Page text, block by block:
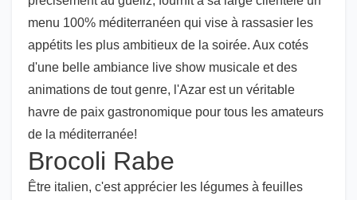
menu 100% méditerranéen qui vise à rassasier les
appétits les plus ambitieux de la soirée. Aux cotés
d'une belle ambiance live show musicale et des
animations de tout genre, l'Azar est un véritable
havre de paix gastronomique pour tous les amateurs
de la méditerranée!
Brocoli Rabe
Être italien, c'est apprécier les légumes à feuilles